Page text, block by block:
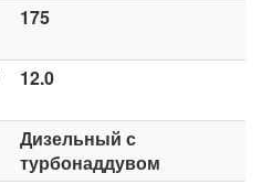
175
12.0
Дизельный с
турбонаддувом